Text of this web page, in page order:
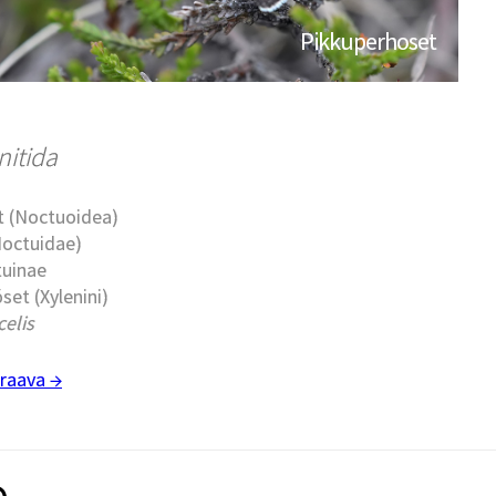
Pikkuperhoset
(Noctuoidea)
(Xylenini)
→